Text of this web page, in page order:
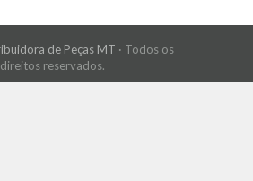
de Peças MT · Todos os
direitos reservados.